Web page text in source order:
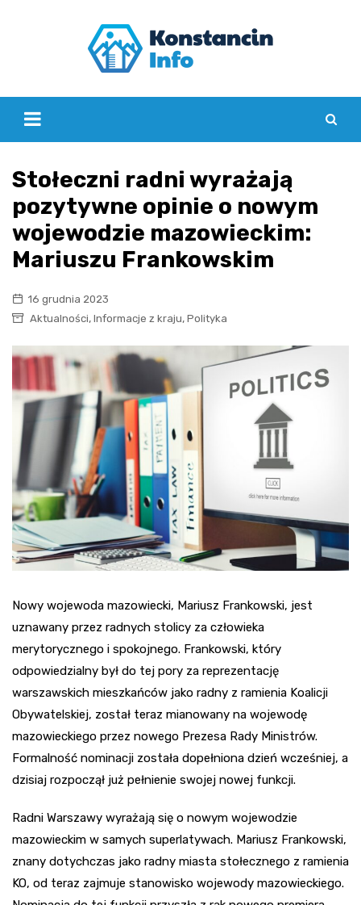
Stołeczni radni wyrażają
pozytywne opinie o nowym
wojewodzie mazowieckim:
Mariuszu Frankowskim
16 grudnia 2023
Aktualności, Informacje z kraju, Polityka
Nowy wojewoda mazowiecki, Mariusz Frankowski, jest
uznawany przez radnych stolicy za człowieka
merytorycznego i spokojnego. Frankowski, który
odpowiedzialny był do tej pory za reprezentację
warszawskich mieszkańców jako radny z ramienia Koalicji
Obywatelskiej, został teraz mianowany na wojewodę
mazowieckiego przez nowego Prezesa Rady Ministrów.
Formalność nominacji została dopełniona dzień wcześniej, a
dzisiaj rozpoczął już pełnienie swojej nowej funkcji.
Radni Warszawy wyrażają się o nowym wojewodzie
mazowieckim w samych superlatywach. Mariusz Frankowski,
znany dotychczas jako radny miasta stołecznego z ramienia
KO, od teraz zajmuje stanowisko wojewody mazowieckiego.